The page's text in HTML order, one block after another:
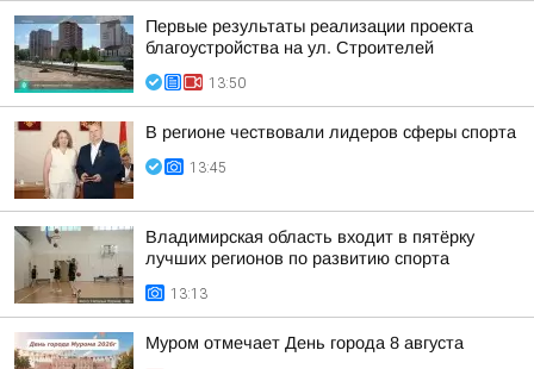
Первые результаты реализации проекта
благоустройства на ул. Строителей
13:50
В регионе чествовали лидеров сферы спорта
13:45
Владимирская область входит в пятёрку
лучших регионов по развитию спорта
13:13
Муром отмечает День города 8 августа